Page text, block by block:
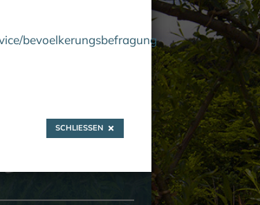
het
bevoelkerungsbefragung
SCHLIESSEN